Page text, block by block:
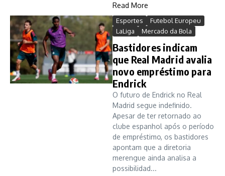
Read More
Esportes
Futebol Europeu
LaLiga
Mercado da Bola
Bastidores indicam
que Real Madrid avalia
novo empréstimo para
Endrick
O futuro de Endrick no Real
Madrid segue indefinido.
Apesar de ter retornado ao
clube espanhol após o período
de empréstimo, os bastidores
apontam que a diretoria
merengue ainda analisa a
possibilidad...